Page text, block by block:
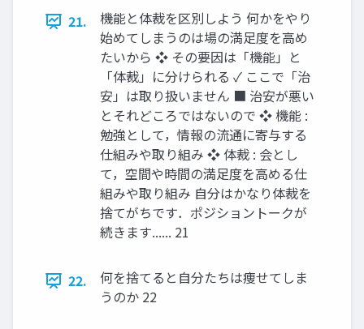
21.
機能と体裁を区別しよう 何かをやり
始めてしまうのは場の満足度を高め
たいから ❖ その要因は「機能」と
「体裁」に分けられる ✓ ここで「治
安」は取り扱いません ■ 治安が悪い
とそれどころではないので ❖ 機能 :
勉強として，情報の流通に寄与する
仕組みや取り組み ❖ 体裁 : 会とし
て，空間や時間の満足度を高める仕
組みや取り組み 自分はかなり体裁を
捨てがちです．ポジショントークが
続きます...... 21
22.
何を捨てると自分たちは痩せてしま
うのか 22